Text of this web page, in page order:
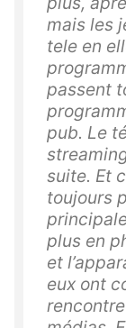
mais les
tele en
passent
pub. Le
suite. Et
toujours
plus en
et
eux ont